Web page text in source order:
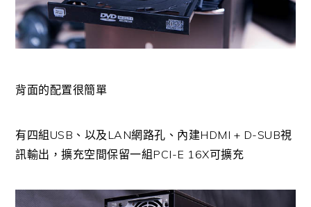
背面的配置很簡單
有四組USB、以及LAN網路孔、內建HDMI + D-SUB視
訊輸出，擴充空間保留一組PCI-E 16X可擴充